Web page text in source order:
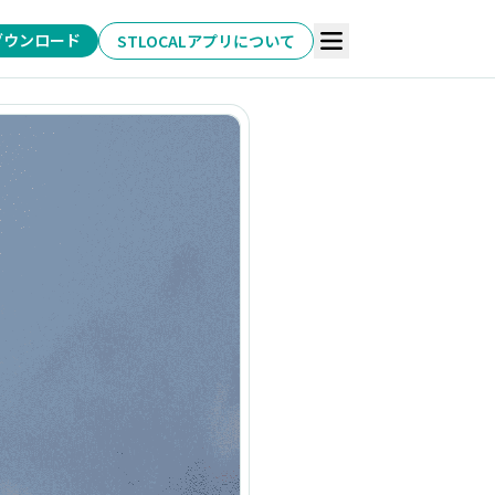
ンロード STLOCALアプリについて